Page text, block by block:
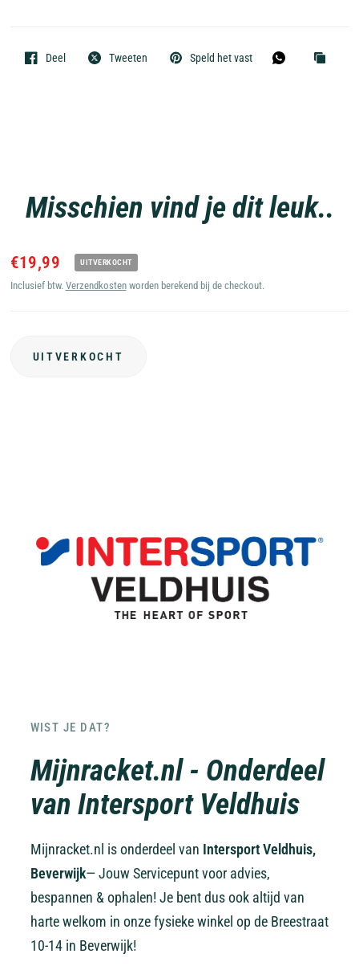
Deel Tweeten Speld het vast
Misschien vind je dit leuk..
€19,99 UITVERKOCHT
Inclusief btw. Verzendkostenworden berekend bij de checkout.
UITVERKOCHT
WIST JE DAT?
Mijnracket.nl - Onderdeel
van Intersport Veldhuis
Mijnracket.nl is onderdeel van Intersport Veldhuis,
Beverwijk— Jouw Servicepunt voor advies,
bespannen & ophalen! Je bent dus ook altijd van
harte welkom in onze fysieke winkel op de Breestraat
10-14 in Beverwijk!